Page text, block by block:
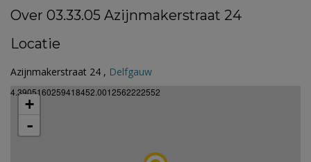
Over 03.33.05 Azijnmakerstraat 24
Locatie
Azijnmakerstraat 24 , Delfgauw
4.3905160259418452.0012562222552
+
-